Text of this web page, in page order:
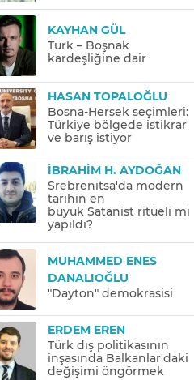
KAYHAN GÜL
Türk – Boşnak
kardeşliğine dair
HASAN TOPALOĞLU
Bosna-Hersek seçimleri:
Türkiye bölgede istikrar
ve barış istiyor
İBRAHIM H. AYDOĞAN
Srebrenitsa'da modern
tarihin en
büyük Satanist ritüeli mi
yapıldı?
MUHAMMED ENES
DANALIOĞLU
"Dayton" demokrasisi
ERDEM EREN
Türk dış politikasının
inşasında Balkanlar'daki
değişimi öngörmek